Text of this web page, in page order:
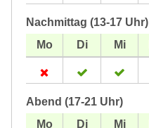
Nachmittag (13-17 Uhr)
Abend (17-21 Uhr)